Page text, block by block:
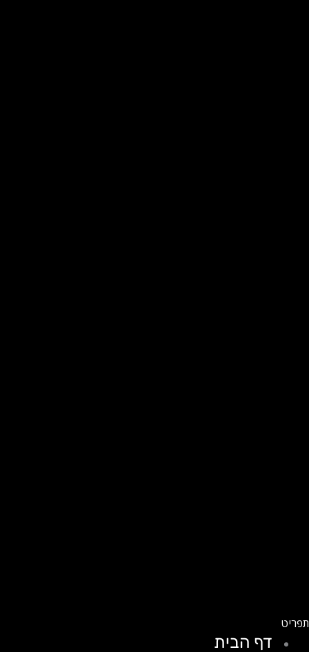
דף הבית